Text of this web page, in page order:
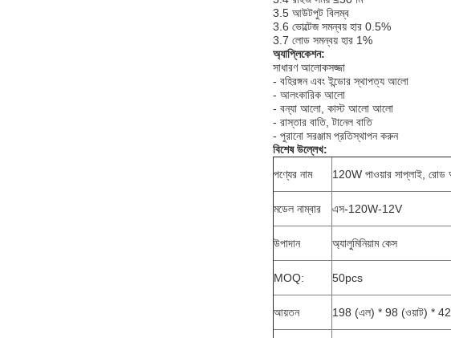
3.5 আউটপুট বিলম্ব
3.6 ভোল্টেজ সমন্বয় হার 0.5%
3.7 লোড সমন্বয় হার 1%
অ্যাপ্লিকেশন:
সাধারণ আলোকসজ্জা
- বহিরঙ্গন এবং ইন্ডোর স্থাপত্য আলো
- আলংকারিক আলো
- বন্যা আলো, কাস্ট আলো আলো
- রাস্তার বাতি, টানেল বাতি
- পুরানো সরঞ্জাম প্রতিস্থাপন করুন
বিশেষ উল্লেখ:
পণ্যের নাম
120W পাওয়ার সাপ্লাই, রোড
মডেল নাম্বার এস-120W-12V
উপাদান অ্যালুমিনিয়াম কেস
MOQ: 50pcs
আয়তন 198 (এল) * 98 (ওয়াট) * 42